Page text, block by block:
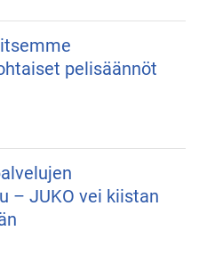
pelisäännöt
– JUKO vei kiistan